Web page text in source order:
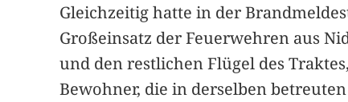
Gleichzeitig hatte in der
Großeinsatz der Feuerwehren aus
und den restlichen Flügel des
Bewohner, die in derselben